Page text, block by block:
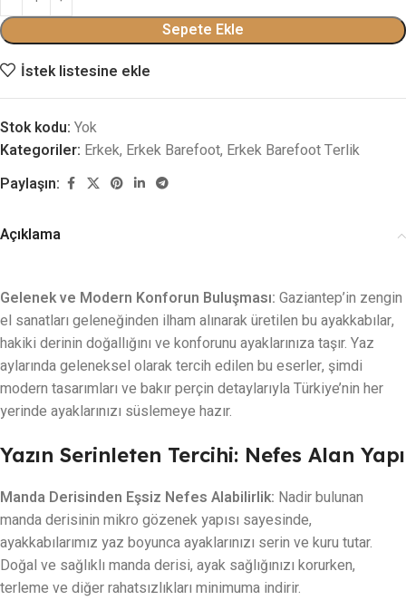
Sepete Ekle
İstek listesine ekle
Stok kodu: Yok
Kategoriler: Erkek, Erkek Barefoot, Erkek Barefoot Terlik
Paylaşın:
Açıklama
Gelenek ve Modern Konforun Buluşması: Gaziantep’in zengin
el sanatları geleneğinden ilham alınarak üretilen bu ayakkabılar,
hakiki derinin doğallığını ve konforunu ayaklarınıza taşır. Yaz
aylarında geleneksel olarak tercih edilen bu eserler, şimdi
modern tasarımları ve bakır perçin detaylarıyla Türkiye’nin her
yerinde ayaklarınızı süslemeye hazır.
Yazın Serinleten Tercihi: Nefes Alan Yapı
Manda Derisinden Eşsiz Nefes Alabilirlik: Nadir bulunan
manda derisinin mikro gözenek yapısı sayesinde,
ayakkabılarımız yaz boyunca ayaklarınızı serin ve kuru tutar.
Doğal ve sağlıklı manda derisi, ayak sağlığınızı korurken,
terleme ve diğer rahatsızlıkları minimuma indirir.